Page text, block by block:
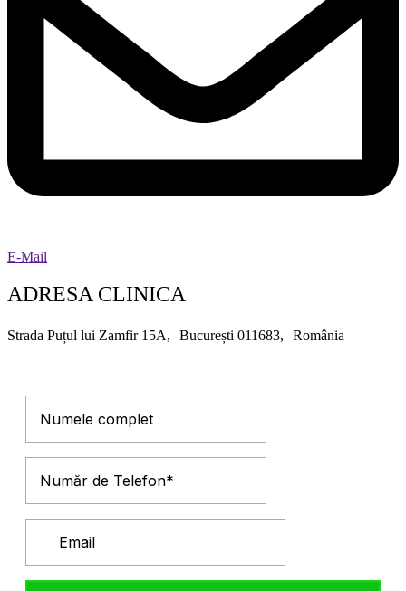
E-Mail
ADRESA CLINICA
Strada Puțul lui Zamfir 15A, București 011683, România